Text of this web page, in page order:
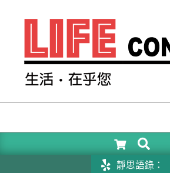
LIFE
SEARCH
靜思語錄：